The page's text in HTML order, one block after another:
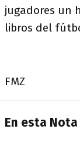
jugadores un
libros del
FMZ
En esta Nota